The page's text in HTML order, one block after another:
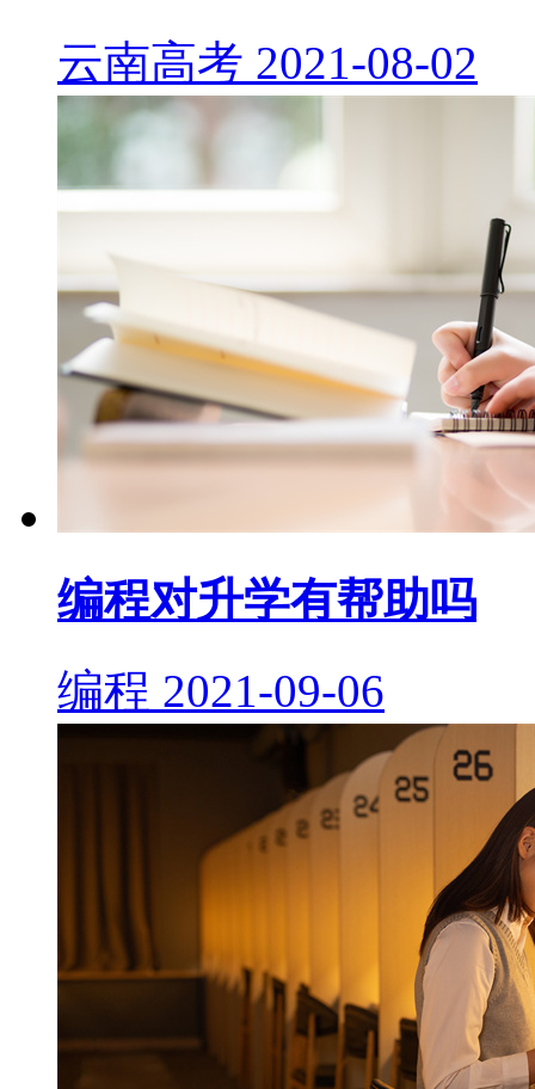
云南高考 2021-08-02
编程对升学有帮助吗
编程 2021-09-06